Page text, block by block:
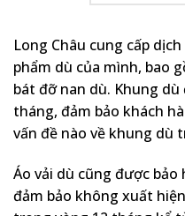
Long Châu cung cấp
phẩm dù của mình, bao
bát đỡ nan dù. Khung
tháng, đảm bảo khách
vấn đề nào về khung dù
Áo vải dù cũng được
đảm bảo không xuất